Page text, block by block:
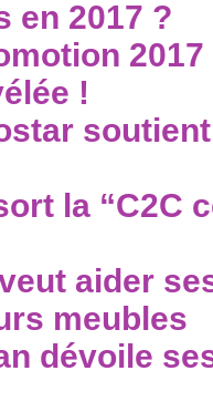
en 2017 ?
!
la “C2C
aider
meubles
dévoile